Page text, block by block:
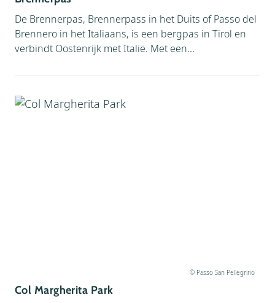
De Brennerpas, Brennerpass in het Duits of Passo del
Brennero in het Italiaans, is een bergpas in Tirol en
verbindt Oostenrijk met Italië. Met een...
© Passo San Pellegrino
Col Margherita Park